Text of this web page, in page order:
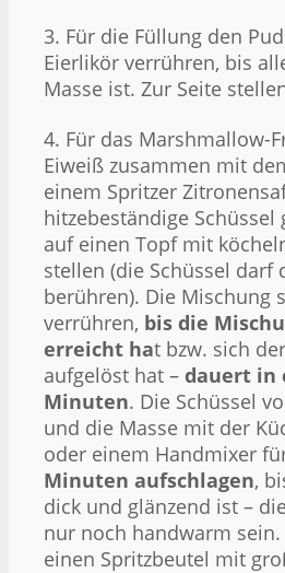
3. Für die Füllung den
Eierlikör verrühren, bis
Masse ist. Zur Seite
4. Für das Marshmallow-
Eiweiß zusammen mit
einem Spritzer
hitzebeständige Schüssel
auf einen Topf mit
stellen (die Schüssel darf
berühren). Die Mischung
verrühren, bis die
erreicht hat bzw. sich
aufgelöst hat – dauert in
Minuten. Die Schüssel
und die Masse mit der
oder einem Handmixer
Minuten aufschlagen,
dick und glänzend ist –
nur noch handwarm
einen Spritzbeutel mit